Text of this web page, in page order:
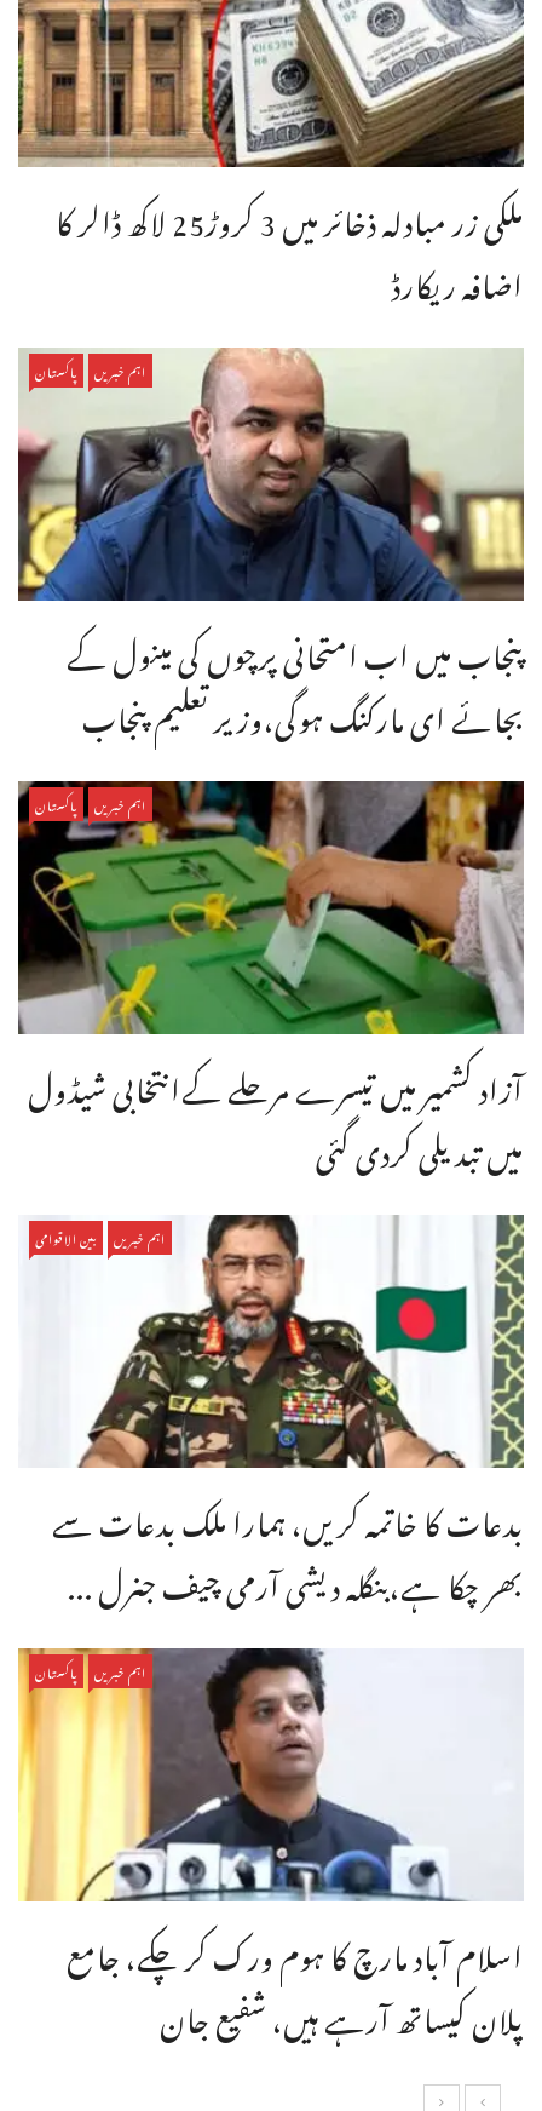
ملکی زر مبادلہ ذخائر میں 3 کروڑ25 لاکھ ڈالر کا
اضافہ ریکارڈ
اہم خبریں پاکستان
پنجاب میں اب امتحانی پرچوں کی مینول کے
بجائے ای مارکنگ ہوگی،وزیر تعلیم پنجاب
اہم خبریں پاکستان
آزاد کشمیر میں تیسرے مرحلے کےانتخابی شیڈول
میں تبدیلی کردی گئی
اہم خبریں بین الاقوامی
بدعات کا خاتمہ کریں، ہمارا ملک بدعات سے
بھر چکا ہے،بنگله دیشی آرمی چیف جنرل ...
اہم خبریں پاکستان
اسلام آباد مارچ کا ہوم ورک کر چکے، جامع
پلان کیساتھ آرہے ہیں، شفیع جان